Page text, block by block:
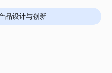
品设计与创新